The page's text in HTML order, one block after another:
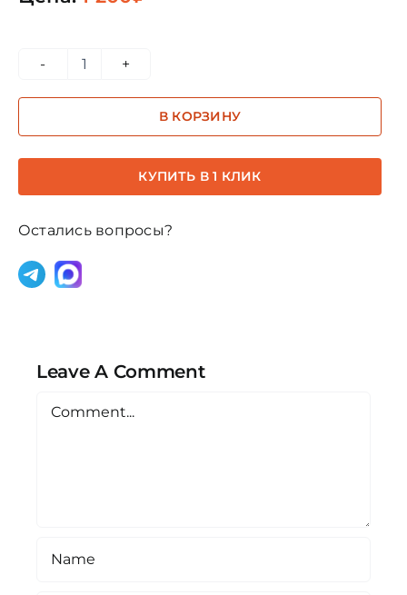
товара
квинтэссенция
2,5мл
В КОРЗИНУ
КУПИТЬ В 1 КЛИК
Остались вопросы?
Leave A Comment
Comment